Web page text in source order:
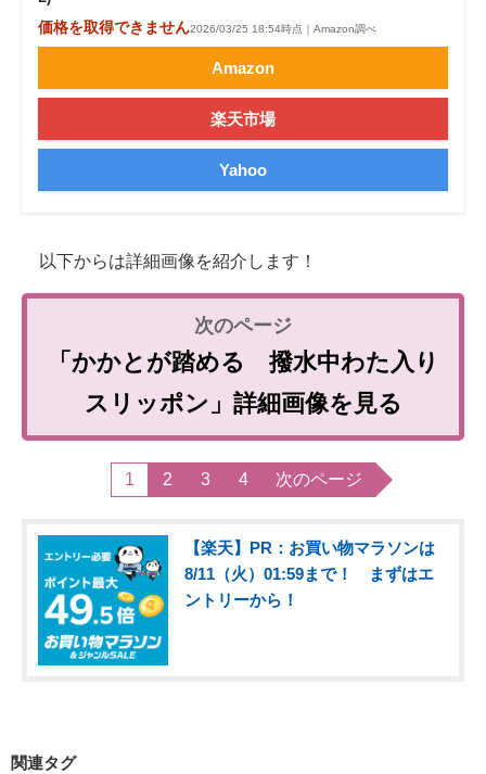
価格を取得できません2026/03/25 18:54時点｜Amazon調べ
Amazon
楽天市場
Yahoo
以下からは詳細画像を紹介します！
「かかとが踏める 撥水中わた入り
スリッポン」詳細画像を見る
1 2 3 4 次のページ
【楽天】PR：お買い物マラソンは
8/11（火）01:59まで！ まずはエ
ントリーから！
関連タグ